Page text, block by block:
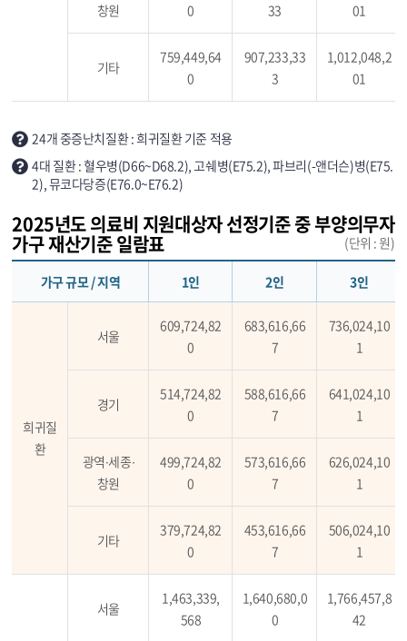
창원
0
33
01
기타
759,449,64
0
907,233,33
3
1,012,048,2
01
24개 중증난치질환 : 희귀질환 기준 적용
4대 질환 : 혈우병(D66~D68.2), 고쉐병(E75.2), 파브리(-앤더슨)병(E75.
2), 뮤코다당증(E76.0~E76.2)
2025년도 의료비 지원대상자 선정기준 중 부양의무자
가구 재산기준 일람표 (단위 : 원)
가구 규모 / 지역 1인 2인 3인
희귀질
환
서울
609,724,82
0
683,616,66
7
736,024,10
1
경기
514,724,82
0
588,616,66
7
641,024,10
1
광역∙세종∙
창원
499,724,82
0
573,616,66
7
626,024,10
1
기타
379,724,82
0
453,616,66
7
506,024,10
1
서울
1,463,339,
568
1,640,680,0
0
1,766,457,8
42